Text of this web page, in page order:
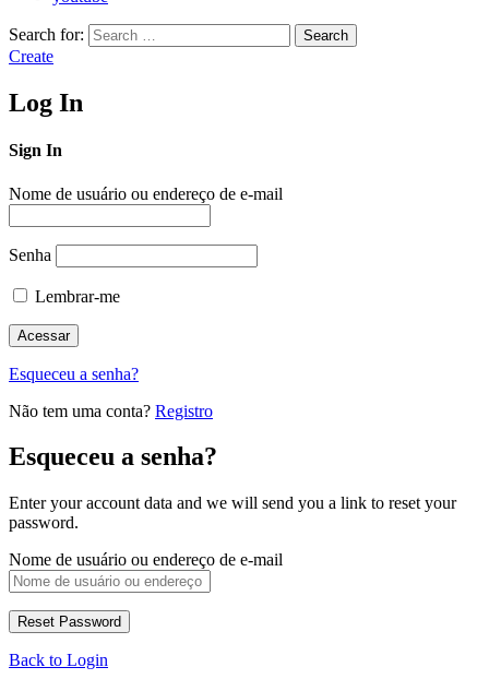
Search for: Search
Create
Log In
Sign In
Nome de usuário ou endereço de e-mail
Senha
Lembrar-me
Esqueceu a senha?
Não tem uma conta? Registro
Esqueceu a senha?
Enter your account data and we will send you a link to reset your
password.
Nome de usuário ou endereço de e-mail
Back to Login